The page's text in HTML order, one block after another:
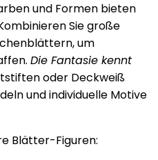
und Formen bieten
Sie große
um
Die Fantasie kennt
oder Deckweiß
und individuelle Motive
Blätter-Figuren: